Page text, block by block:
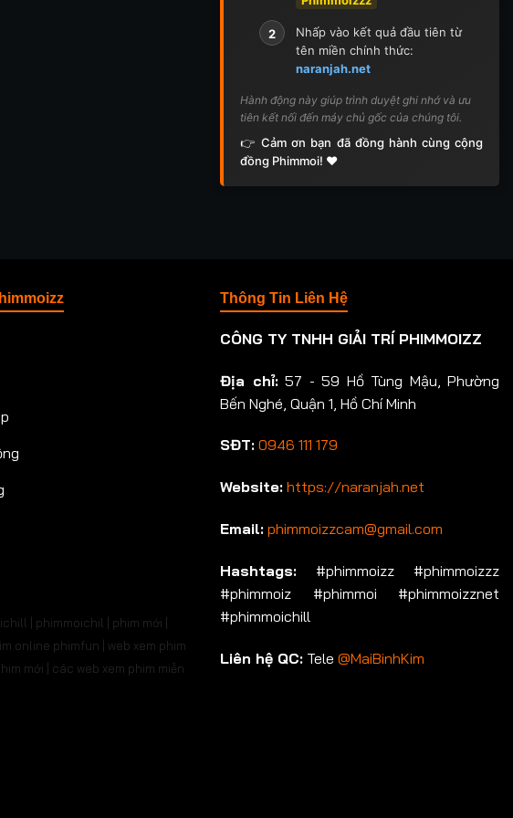
2
Nhấp vào kết quả đầu tiên từ
tên miền chính thức:
naranjah.net
Hành động này giúp trình duyệt ghi nhớ và ưu
tiên kết nối đến máy chủ gốc của chúng tôi.
👉 Cảm ơn bạn đã đồng hành cùng cộng
đồng Phimmoi! ❤️
| phimmoichil | phim mới |
online phimfun | web xem phim
mới | các web xem phim miễn
Thông Tin Liên Hệ
CÔNG TY TNHH GIẢI TRÍ PHIMMOIZZ
Địa chỉ:57 - 59 Hồ Tùng Mậu, Phường
Bến Nghé, Quận 1, Hồ Chí Minh
SĐT: 0946 111 179
Website: https://naranjah.net
Email: phimmoizzcam@gmail.com
Hashtags: #phimmoizz #phimmoizzz
#phimmoiz #phimmoi #phimmoizznet
#phimmoichill
Liên hệ QC: Tele @MaiBinhKim